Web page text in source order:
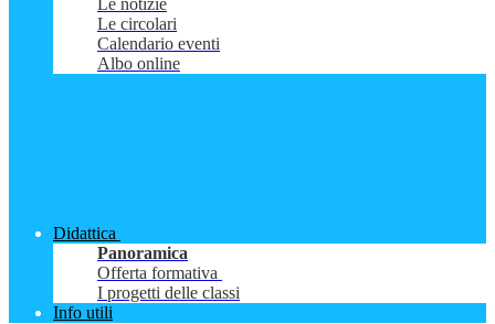
Le notizie
Le circolari
Calendario eventi
Albo online
Didattica
Panoramica
Offerta formativa
I progetti delle classi
Info utili